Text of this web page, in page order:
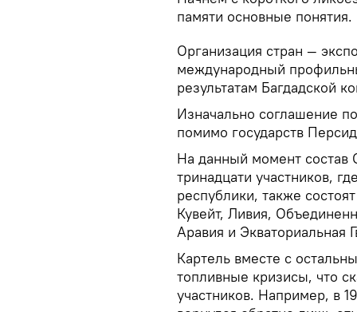
памяти основные понятия.
Организация стран —
международный
результатам Багдадской
Изначально соглашение
помимо государств
На данный момент состав
тринадцати участников,
республики, также
Кувейт, Ливия,
Аравия и Экваториальная
Картель вместе с
топливные кризисы, что
участников. Например, в